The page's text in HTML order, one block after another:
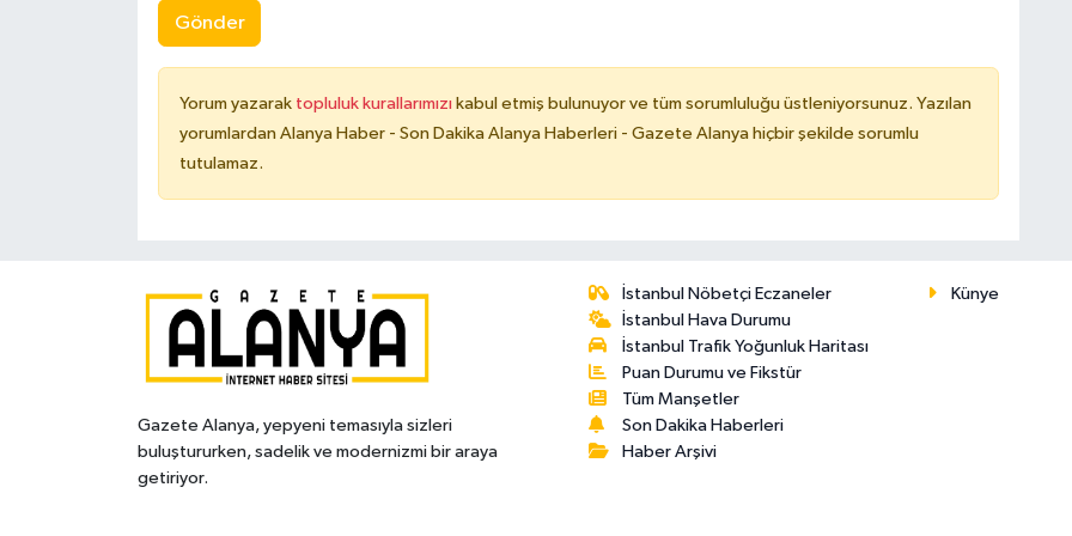
Gönder
Yorum yazarak topluluk kurallarımızı kabul etmiş bulunuyor ve tüm sorumluluğu üstleniyorsunuz. Yazılan
yorumlardan Alanya Haber - Son Dakika Alanya Haberleri - Gazete Alanya hiçbir şekilde sorumlu
tutulamaz.
Gazete Alanya, yepyeni temasıyla sizleri
buluştururken, sadelik ve modernizmi bir araya
getiriyor.
İstanbul Nöbetçi Eczaneler
İstanbul Hava Durumu
İstanbul Trafik Yoğunluk Haritası
Puan Durumu ve Fikstür
Tüm Manşetler
Son Dakika Haberleri
Haber Arşivi
Künye